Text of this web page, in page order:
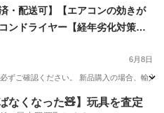
・配送可】【エアコンの効きが
ンドライヤー【経年劣化対策】
サ【オールシーズンの曇り除
6月8日
ずご確認ください。 新品購入の場合、輸
ンデンサ
なくなった🧸】玩具を査定